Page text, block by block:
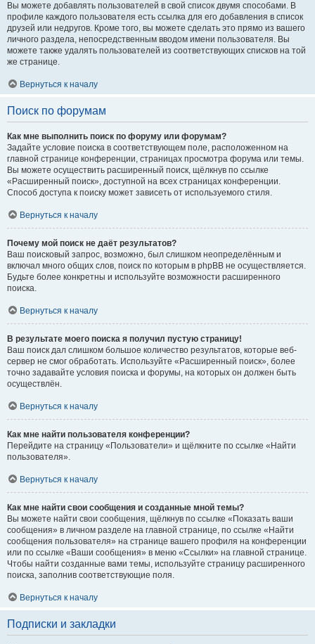
Вы можете добавлять пользователей в свой список двумя способами. В
профиле каждого пользователя есть ссылка для его добавления в список
друзей или недругов. Кроме того, вы можете сделать это прямо из вашего
личного раздела, непосредственным вводом имени пользователя. Вы
можете также удалять пользователей из соответствующих списков на той
же странице.
Вернуться к началу
Поиск по форумам
Как мне выполнить поиск по форуму или форумам?
Задайте условие поиска в соответствующем поле, расположенном на
главной странице конференции, страницах просмотра форума или темы.
Вы можете осуществить расширенный поиск, щёлкнув по ссылке
«Расширенный поиск», доступной на всех страницах конференции.
Способ доступа к поиску может зависеть от используемого стиля.
Вернуться к началу
Почему мой поиск не даёт результатов?
Ваш поисковый запрос, возможно, был слишком неопределённым и
включал много общих слов, поиск по которым в phpBB не осуществляется.
Будьте более конкретны и используйте возможности расширенного
поиска.
Вернуться к началу
В результате моего поиска я получил пустую страницу!
Ваш поиск дал слишком большое количество результатов, которые веб-
сервер не смог обработать. Используйте «Расширенный поиск», более
точно задавайте условия поиска и форумы, на которых он должен быть
осуществлён.
Вернуться к началу
Как мне найти пользователя конференции?
Перейдите на страницу «Пользователи» и щёлкните по ссылке «Найти
пользователя».
Вернуться к началу
Как мне найти свои сообщения и созданные мной темы?
Вы можете найти свои сообщения, щёлкнув по ссылке «Показать ваши
сообщения» в личном разделе на главной странице, по ссылке «Найти
сообщения пользователя» на странице вашего профиля на конференции
или по ссылке «Ваши сообщения» в меню «Ссылки» на главной странице.
Чтобы найти созданные вами темы, используйте страницу расширенного
поиска, заполнив соответствующие поля.
Вернуться к началу
Подписки и закладки